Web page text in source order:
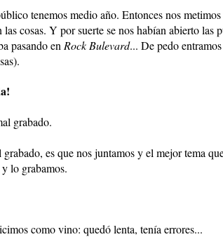
tenemos medio año. Entonces nos
cosas. Y por suerte se nos habían abierto las
pasando enRock Bulevard... De pedo
grabado.
grabado, es que nos juntamos y el mejor tema
lo grabamos.
como vino: quedó lenta, tenía errores...